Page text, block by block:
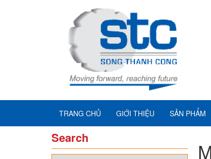
TRANG CHỦ GIỚI THIỆU SẢN PHẨM
Search